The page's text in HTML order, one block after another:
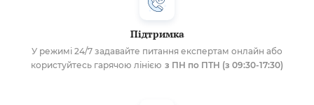
Підтримка
У режимі 24/7 задавайте питання експертам онлайн або
користуйтесь гарячою лінією з ПН по ПТН (з 09:30-17:30)